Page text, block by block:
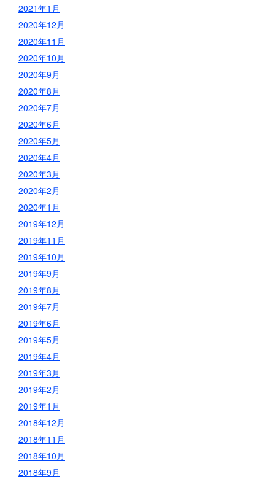
2021年1月
2020年12月
2020年11月
2020年10月
2020年9月
2020年8月
2020年7月
2020年6月
2020年5月
2020年4月
2020年3月
2020年2月
2020年1月
2019年12月
2019年11月
2019年10月
2019年9月
2019年8月
2019年7月
2019年6月
2019年5月
2019年4月
2019年3月
2019年2月
2019年1月
2018年12月
2018年11月
2018年10月
2018年9月